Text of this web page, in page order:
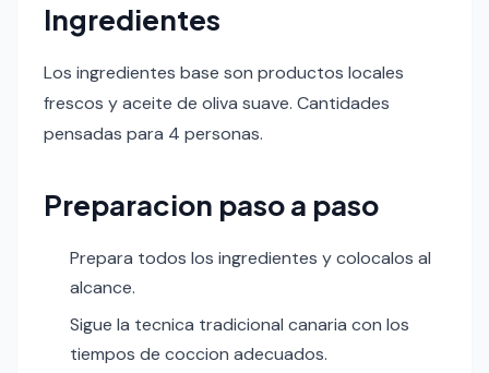
Ingredientes
Los ingredientes base son productos locales
frescos y aceite de oliva suave. Cantidades
pensadas para 4 personas.
Preparacion paso a paso
Prepara todos los ingredientes y colocalos al
alcance.
Sigue la tecnica tradicional canaria con los
tiempos de coccion adecuados.